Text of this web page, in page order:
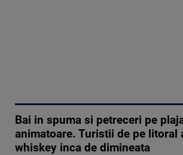
Bai in spuma si petreceri pe
animatoare. Turistii de pe litoral
whiskey inca de dimineata